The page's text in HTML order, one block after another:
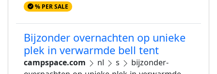
% PER SALE
Bijzonder overnachten op unieke
plek in verwarmde bell tent
campspace.com nl s
bijzonder-